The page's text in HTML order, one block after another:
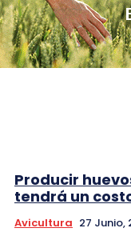
Producir
tendrá un
Avicultura 27 Junio,